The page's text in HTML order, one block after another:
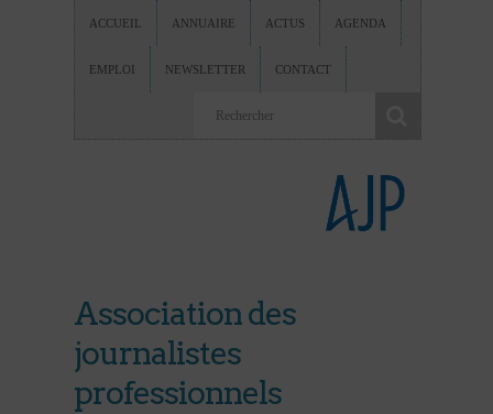
ACCUEIL ANNUAIRE ACTUS AGENDA
EMPLOI NEWSLETTER CONTACT
Association des
journalistes
professionnels